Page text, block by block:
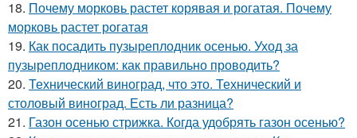
18. Почему морковь растет корявая и рогатая. Почему
морковь растет рогатая
19. Как посадить пузыреплодник осенью. Уход за
пузыреплодником: как правильно проводить?
20. Технический виноград, что это. Технический и
столовый виноград. Есть ли разница?
21. Газон осенью стрижка. Когда удобрять газон осенью?